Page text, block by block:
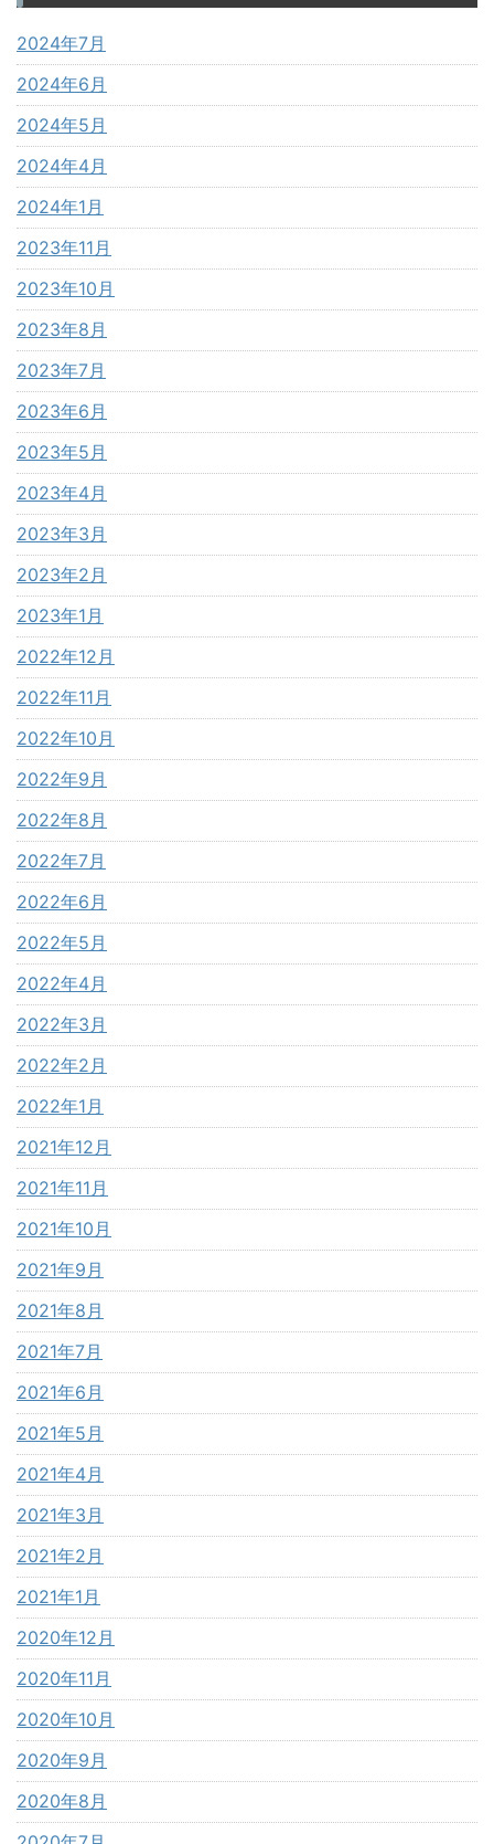
2024年7月
2024年6月
2024年5月
2024年4月
2024年1月
2023年11月
2023年10月
2023年8月
2023年7月
2023年6月
2023年5月
2023年4月
2023年3月
2023年2月
2023年1月
2022年12月
2022年11月
2022年10月
2022年9月
2022年8月
2022年7月
2022年6月
2022年5月
2022年4月
2022年3月
2022年2月
2022年1月
2021年12月
2021年11月
2021年10月
2021年9月
2021年8月
2021年7月
2021年6月
2021年5月
2021年4月
2021年3月
2021年2月
2021年1月
2020年12月
2020年11月
2020年10月
2020年9月
2020年8月